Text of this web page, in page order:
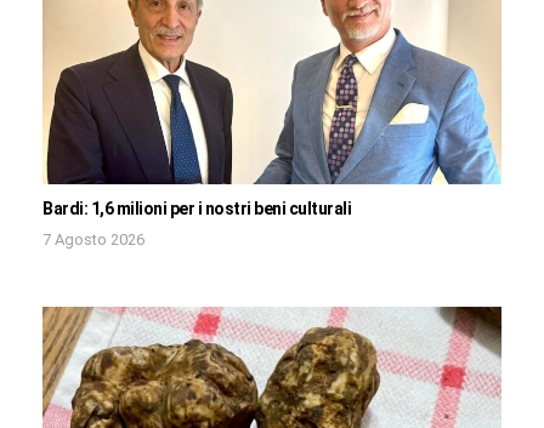
Bardi: 1,6 milioni per i nostri beni culturali
7 Agosto 2026